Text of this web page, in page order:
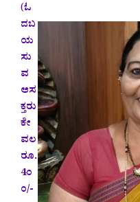
(ಓ
ದಬ
ಯ
ಸು
ವ
ಆಸ
ಕ್ತರು
ಕೇ
ವಲ
ರೂ.
4೦
೦/-